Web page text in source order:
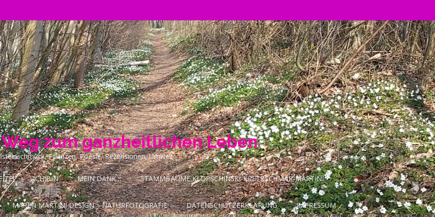
zum ganzheitlichen Leben
Pflanzen, Poesie, Rezensionen, Umwelt
ICH BIN MEIN DANK… STAMMBÄUME KLOPSCHINSKI-KRETZSCHMAR-MARTINI
MAREN MARTINI DESIGN – NATURFOTOGRAFIE DATENSCHUTZERKLÄRUNG IMPRESSUM